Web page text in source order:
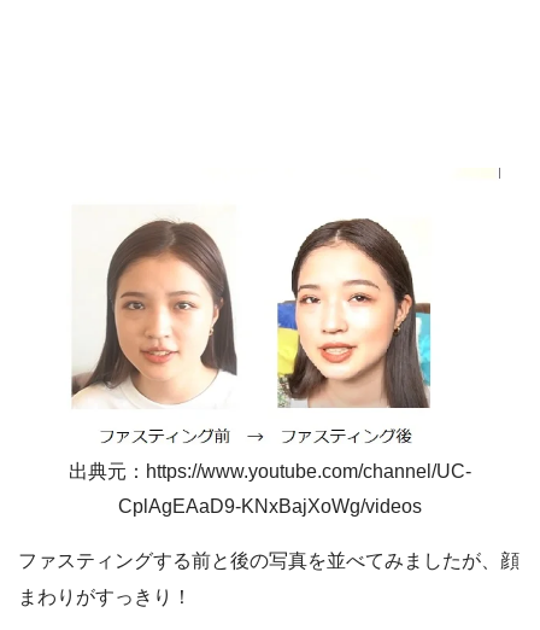
出典元：https://www.youtube.com/channel/UC-
CplAgEAaD9-KNxBajXoWg/videos
ファスティングする前と後の写真を並べてみましたが、顔
まわりがすっきり！